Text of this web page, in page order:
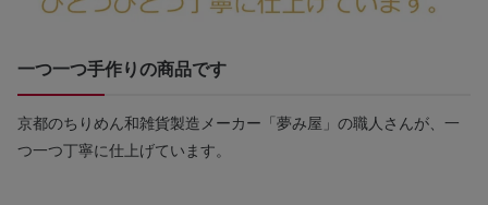
一つ一つ手作りの商品です
京都のちりめん和雑貨製造メーカー「夢み屋」の職人さんが、一
つ一つ丁寧に仕上げています。